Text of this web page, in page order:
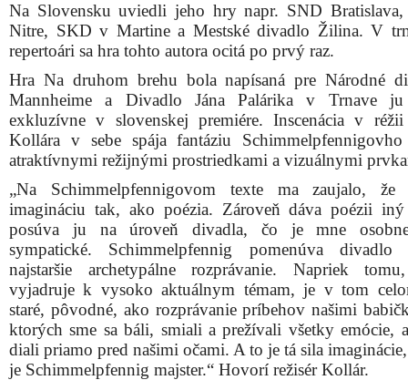
Na Slovensku uviedli jeho hry napr. SND
Nitre, SKD v Martine a Mestské divadlo Žilina. V
repertoári sa hra tohto autora ocitá po prvý raz.
Hra Na druhom brehu bola napísaná pre Národné
Mannheime a Divadlo Jána Palárika v Trnave ju
exkluzívne v slovenskej premiére. Inscenácia v
Kollára v sebe spája fantáziu
atraktívnymi režijnými prostriedkami a vizuálnymi
„Na Schimmelpfennigovom texte ma zaujalo, že
imagináciu tak, ako poézia. Zároveň dáva poézii iný
posúva ju na úroveň divadla, čo je mne
sympatické. Schimmelpfennig pomenúva
najstaršie archetypálne rozprávanie. Napriek
vyjadruje k vysoko aktuálnym témam, je v tom
staré, pôvodné, ako rozprávanie príbehov našimi
ktorých sme sa báli, smiali a prežívali všetky emócie,
diali priamo pred našimi očami. A to je tá sila
je Schimmelpfennig majster.“ Hovorí režisér Kollár.